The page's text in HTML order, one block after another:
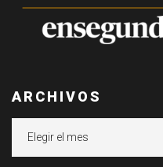
ARCHIVOS